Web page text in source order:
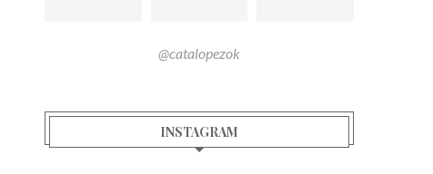
@catalopezok
INSTAGRAM